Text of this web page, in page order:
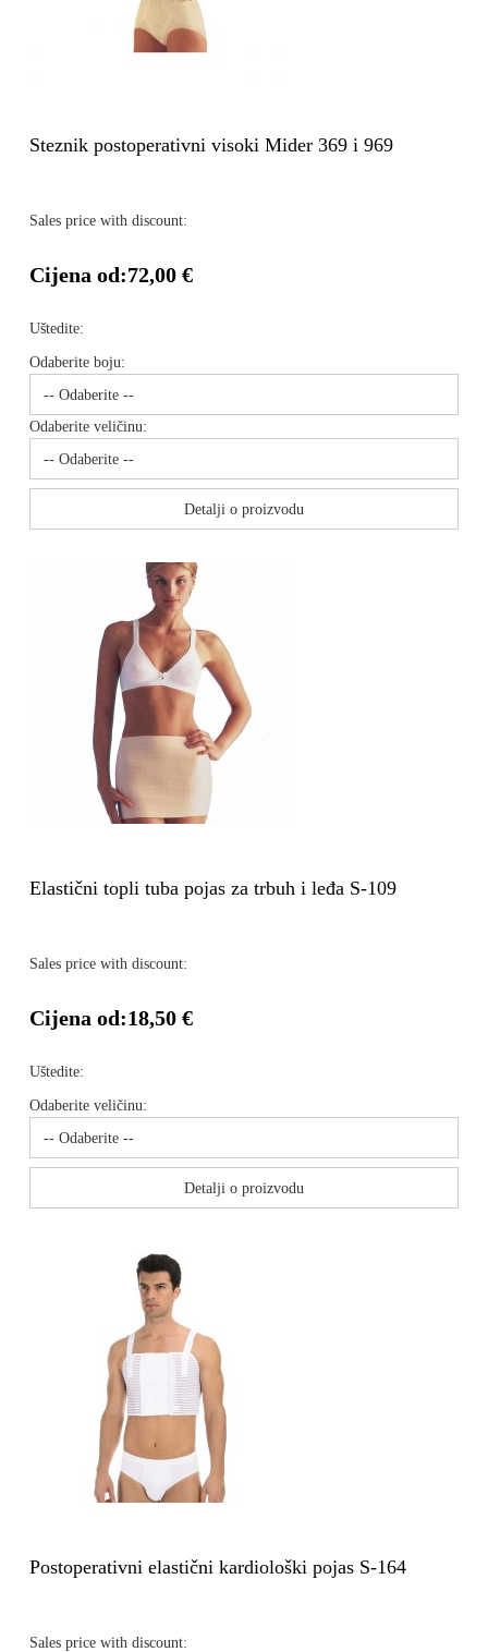
Steznik postoperativni visoki Mider 369 i 969
Sales price with discount:
Cijena od:72,00 €
Uštedite:
Odaberite boju:
Odaberite veličinu:
Detalji o proizvodu
Elastični topli tuba pojas za trbuh i leđa S-109
Sales price with discount:
Cijena od:18,50 €
Uštedite:
Odaberite veličinu:
Detalji o proizvodu
Postoperativni elastični kardiološki pojas S-164
Sales price with discount: